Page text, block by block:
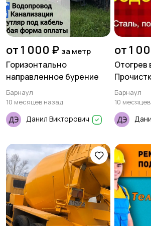
от 1 000 ₽ за метр
Горизонтально
направленное бурение
Барнаул
10 месяцев назад
Данил Викторович
от 1
Отогрев
Барнаул
10